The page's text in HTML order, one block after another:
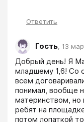
Ответить
Гость, 13
Добрый день! Я
младшему 1,6! Со
всем
понимал, вообще
материнством, но
ребят на
потом лопаткой